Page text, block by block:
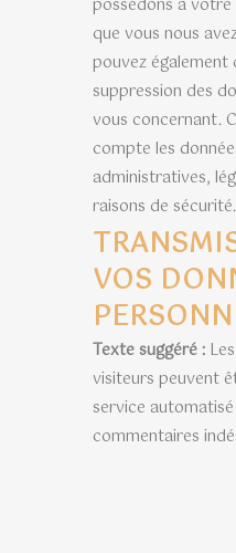
que vous nous
pouvez également
suppression des
vous concernant.
compte les
administratives,
raisons de sécurité.
VOS
Texte suggéré :
visiteurs peuvent
service
commentaires